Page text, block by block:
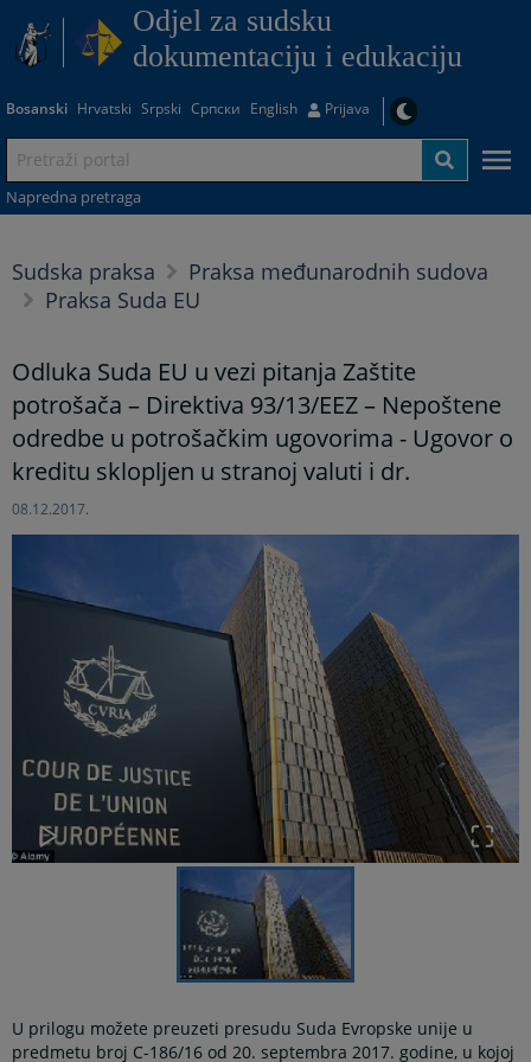
Odjel za sudsku
dokumentaciju i edukaciju
Bosanski Hrvatski Srpski Српски English Prijava
Napredna pretraga
Sudska praksa
Praksa međunarodnih sudova
Praksa Suda EU
Odluka Suda EU u vezi pitanja Zaštite
potrošača – Direktiva 93/13/EEZ – Nepoštene
odredbe u potrošačkim ugovorima - Ugovor o
kreditu sklopljen u stranoj valuti i dr.
08.12.2017.
U prilogu možete preuzeti presudu Suda Evropske unije u
predmetu broj C-186/16 od 20. septembra 2017. godine, u kojoj